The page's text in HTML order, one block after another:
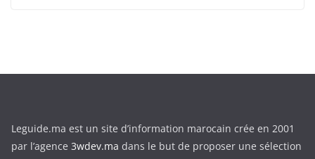
Leguide.ma est un site d’information marocain crée en 2001
par l’agence 3wdev.ma dans le but de proposer une sélection